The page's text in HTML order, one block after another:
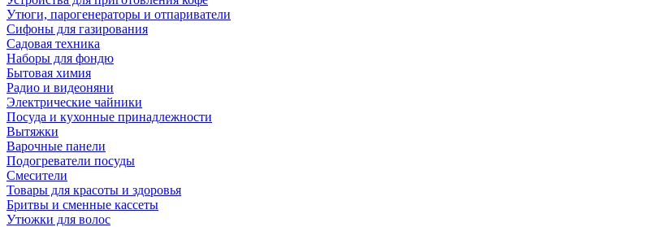
Утюги, парогенераторы и отпариватели
Сифоны для газирования
Садовая техника
Наборы для фондю
Бытовая химия
Радио и видеоняни
Электрические чайники
Посуда и кухонные принадлежности
Вытяжки
Варочные панели
Подогреватели посуды
Смесители
Товары для красоты и здоровья
Бритвы и сменные кассеты
Утюжки для волос